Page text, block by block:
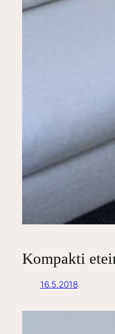
Kompakti
16.5.2018